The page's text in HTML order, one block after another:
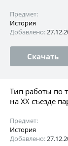
Предмет:
История
Добавлено:
Скачать
Тип работы по
на XX съезде
Предмет:
История
Добавлено: